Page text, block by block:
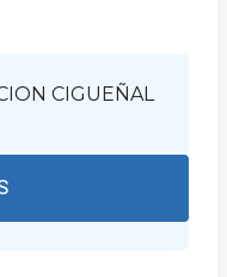
CIGUEÑAL